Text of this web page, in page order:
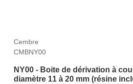
Cembre
CMBNY00
NY00 - Boite de dérivation à
diamètre 11 à 20 mm (résine